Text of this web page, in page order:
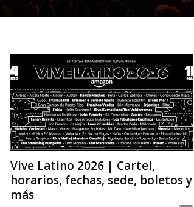
Vive Latino 2026 | Cartel,
horarios, fechas, sede, boletos y
más